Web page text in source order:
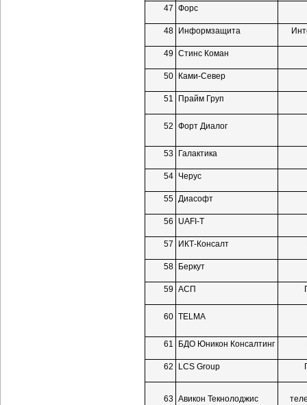
47 Форс
48 Информзащита
49 Стинс Коман
50 Ками-Север
51 Прайм Груп
52 Форт Диалог
53 Галактика
54 Черус
55 Диасофт
56 UAFI-T
57 ИКТ-Консалт
58 Беркут
59 АСП
60 TELMA
61 БДО Юникон Консалтинг
62 LCS Group
63 Авикон Текнолоджис